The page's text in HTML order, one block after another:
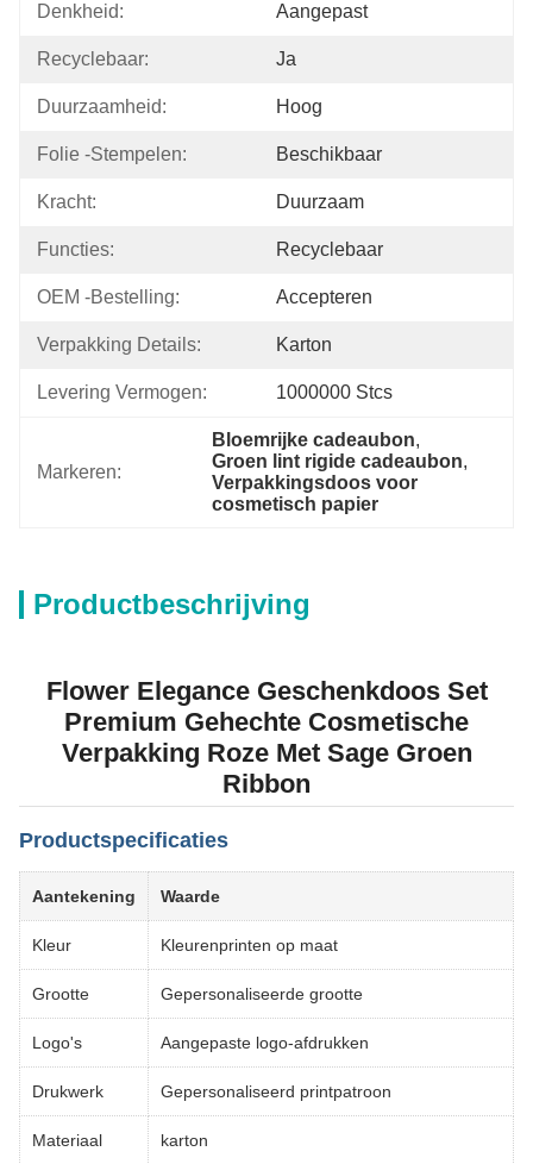
Denkheid: Aangepast
Recyclebaar: Ja
Duurzaamheid: Hoog
Folie -stempelen: Beschikbaar
Kracht: Duurzaam
Functies: Recyclebaar
OEM -bestelling: Accepteren
Verpakking Details: Karton
Levering Vermogen: 1000000 Stcs
Markeren:
Bloemrijke cadeaubon,
Groen lint rigide cadeaubon,
Verpakkingsdoos voor
cosmetisch papier
Productbeschrijving
Flower Elegance Geschenkdoos Set
Premium Gehechte Cosmetische
Verpakking Roze Met Sage Groen
Ribbon
Productspecificaties
Aantekening Waarde
Kleur Kleurenprinten op maat
Grootte Gepersonaliseerde grootte
Logo's Aangepaste logo-afdrukken
Drukwerk Gepersonaliseerd printpatroon
Materiaal karton